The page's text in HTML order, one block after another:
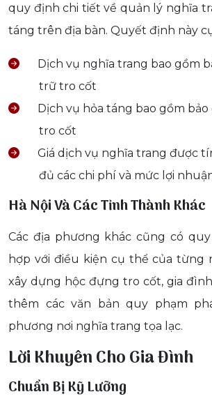
quy định chi tiết về quản lý nghĩa
táng trên địa bàn. Quyết định này
Dịch vụ nghĩa trang bao gồm
trữ tro cốt
Dịch vụ hỏa táng bao gồm
tro cốt
Giá dịch vụ nghĩa trang được
đủ các chi phí và mức lợi
Hà Nội Và Các Tỉnh Thành Khác
Các địa phương khác cũng có
hợp với điều kiện cụ thể của từng
xây dựng hộc đựng tro cốt, gia
thêm các văn bản quy phạm
phương nơi nghĩa trang tọa lạc.
Lời Khuyên Cho Gia Đình
Chuẩn Bị Kỹ Lưỡng